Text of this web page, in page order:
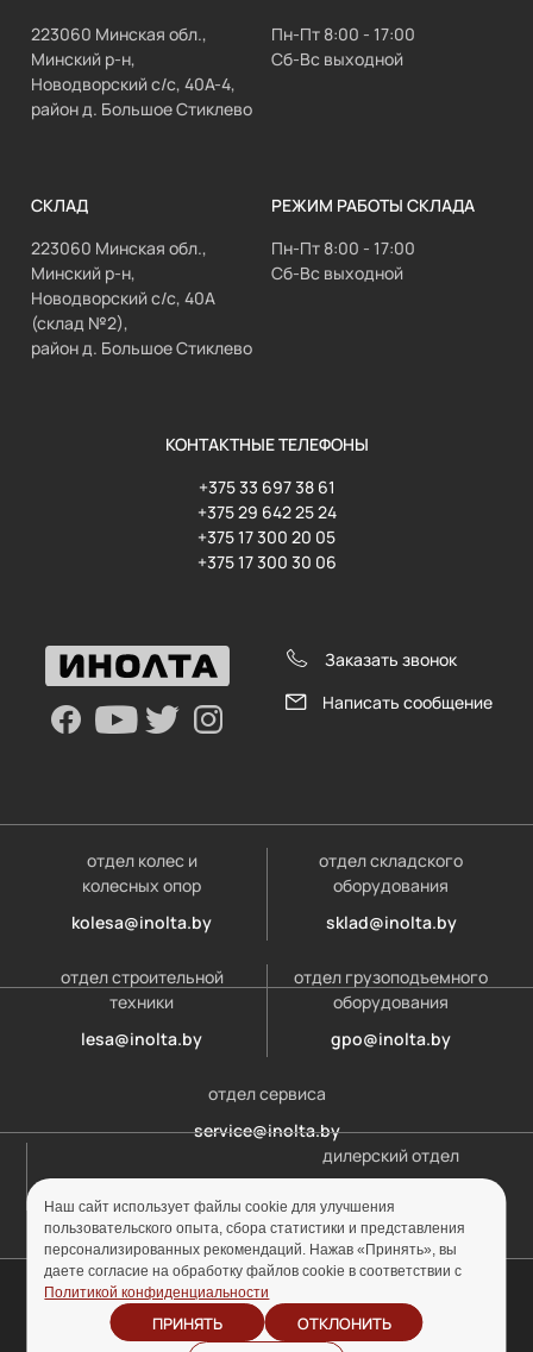
223060 Минская обл.,
Минский р-н,
Новодворский с/с, 40А-4,
район д. Большое Стиклево
Пн-Пт 8:00 - 17:00
Сб-Вс выходной
СКЛАД
223060 Минская обл.,
Минский р-н,
Новодворский с/с, 40А
(склад №2),
район д. Большое Стиклево
РЕЖИМ РАБОТЫ СКЛАДА
Пн-Пт 8:00 - 17:00
Сб-Вс выходной
КОНТАКТНЫЕ ТЕЛЕФОНЫ
+375 33 697 38 61
+375 29 642 25 24
+375 17 300 20 05
+375 17 300 30 06
Заказать звонок
Написать сообщение
отдел колес и
колесных опор
kolesa@inolta.by
отдел складского
оборудования
sklad@inolta.by
отдел строительной
техники
lesa@inolta.by
отдел грузоподъемного
оборудования
gpo@inolta.by
отдел сервиса
service@inolta.by
дилерский отдел
© ООО «Инолта» 2010-2026 г. УНП 691302759
Политика
Отзыв согласия на
Наш сайт использует файлы cookie для улучшения
пользовательского опыта, сбора статистики и представления
персонализированных рекомендаций. Нажав «Принять», вы
даете согласие на обработку файлов cookie в соответствии с
Политикой конфиденциальности
ПРИНЯТЬ
ОТКЛОНИТЬ